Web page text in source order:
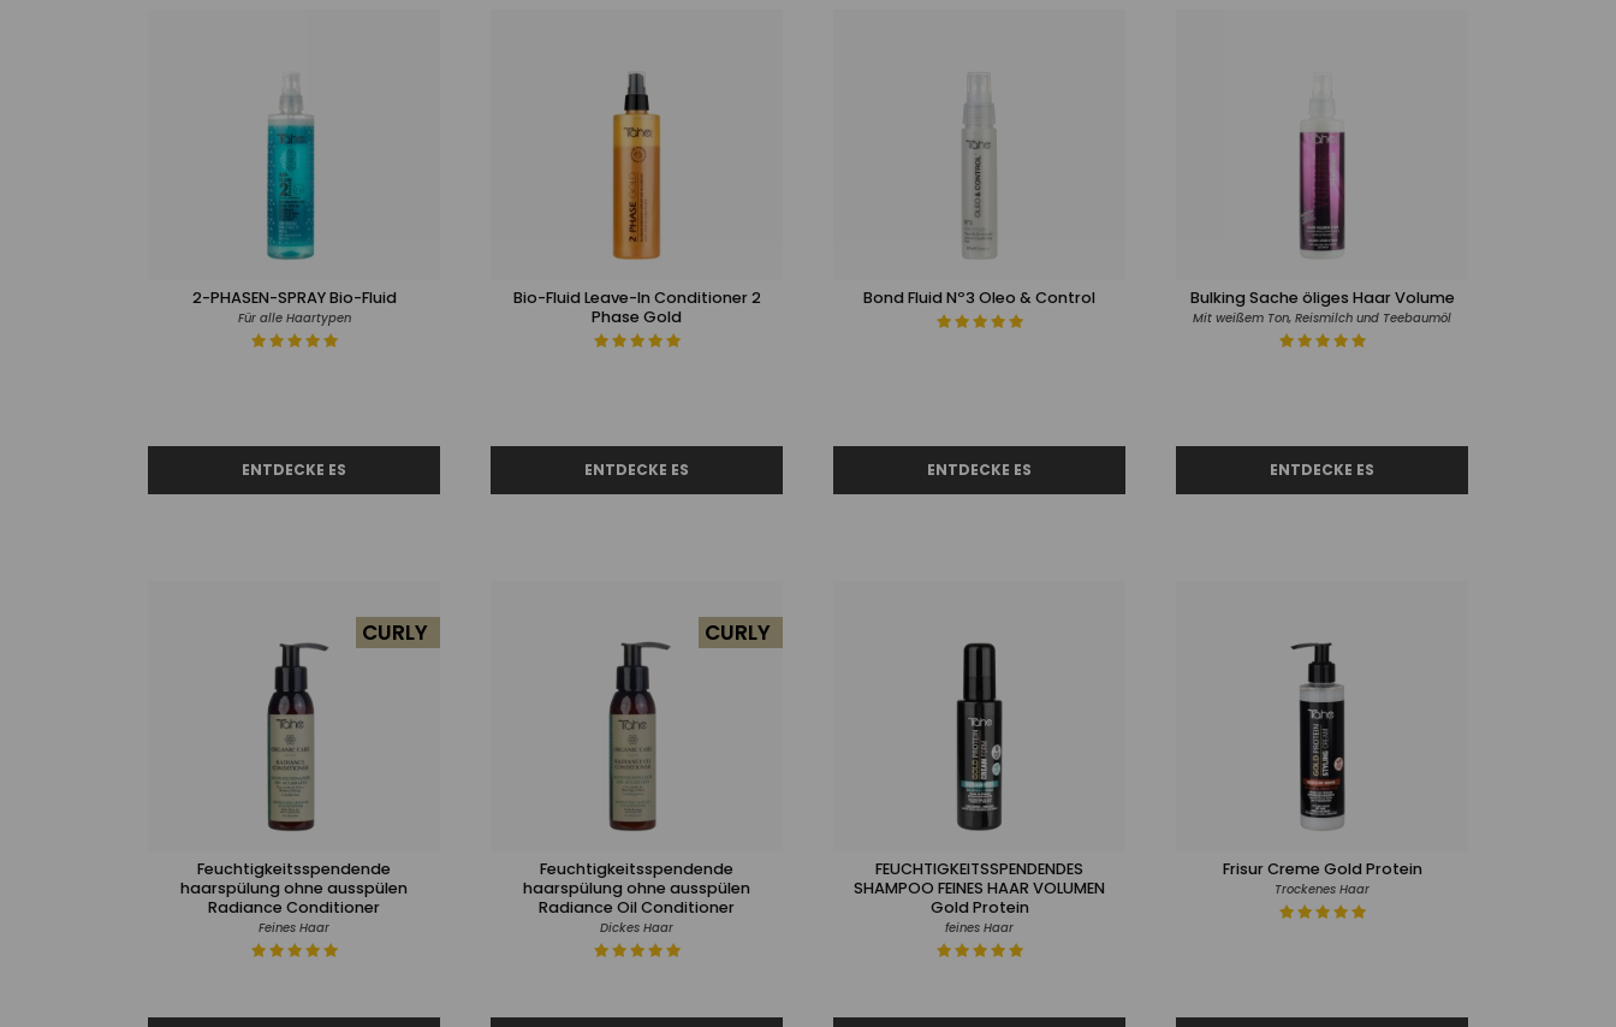
2-PHASEN-SPRAY Bio-Fluid
Für alle Haartypen
Bio-Fluid Leave-In Conditioner 2
Phase Gold
Bond Fluid Nº3 Oleo & Control Bulking Sache öliges Haar Volume
Mit weißem Ton, Reismilch und Teebaumöl
Feuchtigkeitsspendende
haarspülung ohne ausspülen
Radiance Conditioner
Feines Haar
CURLY
Feuchtigkeitsspendende
haarspülung ohne ausspülen
Radiance Oil Conditioner
Dickes Haar
CURLY
FEUCHTIGKEITSSPENDENDES
SHAMPOO FEINES HAAR VOLUMEN
Gold Protein
feines Haar
Frisur Creme Gold Protein
Trockenes Haar